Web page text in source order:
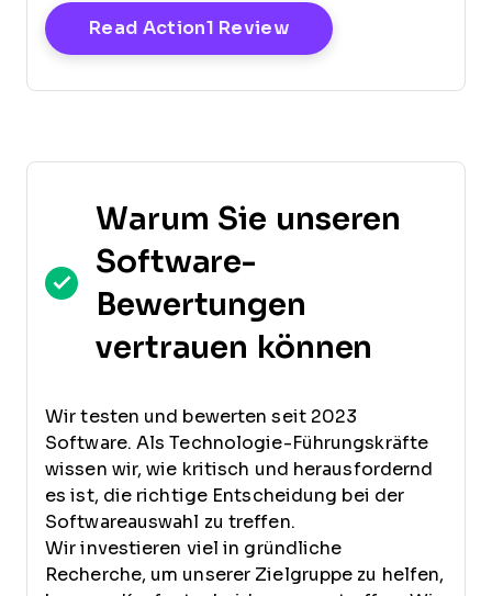
Read Action1 ReviewOpens New Window
Warum Sie unseren
Software-
Bewertungen
vertrauen können
Wir testen und bewerten seit 2023
Software. Als Technologie-Führungskräfte
wissen wir, wie kritisch und herausfordernd
es ist, die richtige Entscheidung bei der
Softwareauswahl zu treffen.
Wir investieren viel in gründliche
Recherche, um unserer Zielgruppe zu helfen,